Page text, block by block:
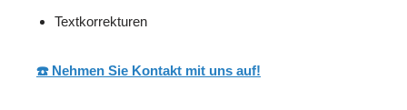
Textkorrekturen
☎️ Nehmen Sie Kontakt mit uns auf!